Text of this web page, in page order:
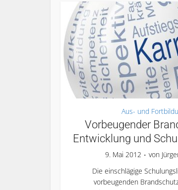
Aus- und
Vorbeugender
Entwicklung und
9. Mai 2012 von
Die einschlägige
vorbeugenden